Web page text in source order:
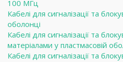
100 МГц
Кабелі для сигналізації та
оболонці
Кабелі для сигналізації та
матеріалами у пластмасовій
Кабелі для сигналізації та